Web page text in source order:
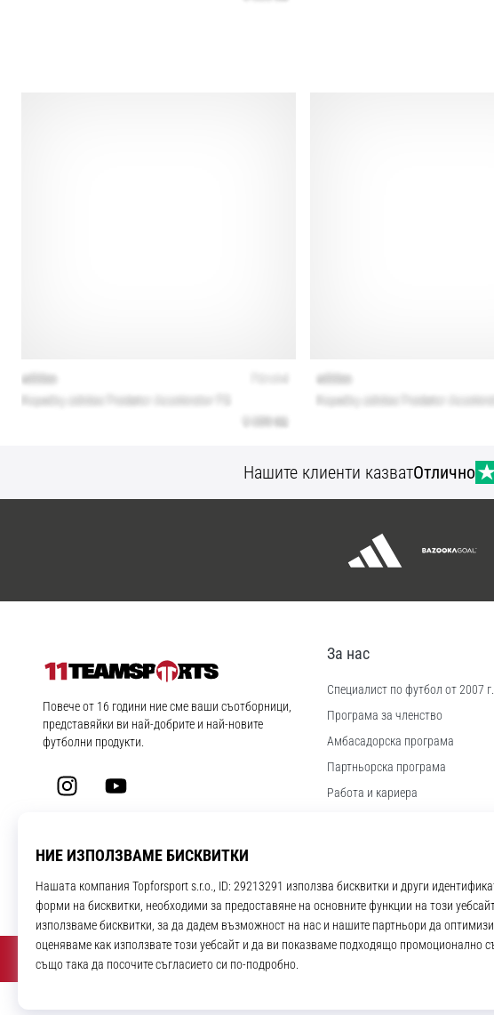
Нашите клиенти казватОтлично
11teamsports.bg
Повече от 16 години ние сме ваши съотборници,
представяйки ви най-добрите и най-новите
футболни продукти.
InstagramYouTube
За нас
Специалист по футбол от 2007 г.
Програма за членство
Aмбасадорска програма
Партньорска програма
Работа и кариера